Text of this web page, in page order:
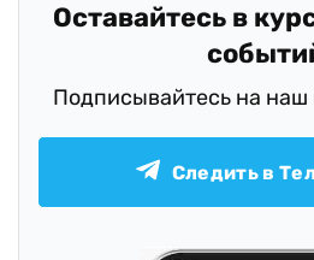
Оставайтесь в
Подписывайтесь на наш
Следить в